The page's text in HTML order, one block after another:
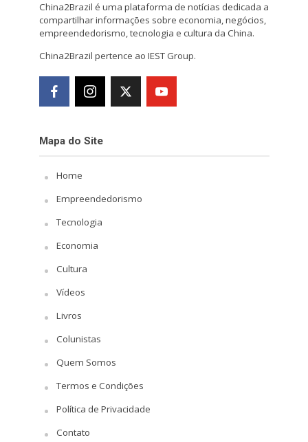
China2Brazil é uma plataforma de notícias dedicada a
compartilhar informações sobre economia, negócios,
empreendedorismo, tecnologia e cultura da China.
China2Brazil pertence ao IEST Group.
Mapa do Site
Home
Empreendedorismo
Tecnologia
Economia
Cultura
Vídeos
Livros
Colunistas
Quem Somos
Termos e Condições
Política de Privacidade
Contato